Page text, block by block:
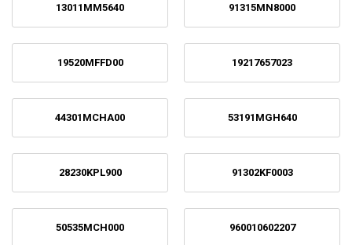
13011MM5640 91315MN8000
19520MFFD00 19217657023
44301MCHA00 53191MGH640
28230KPL900 91302KF0003
50535MCH000 960010602207